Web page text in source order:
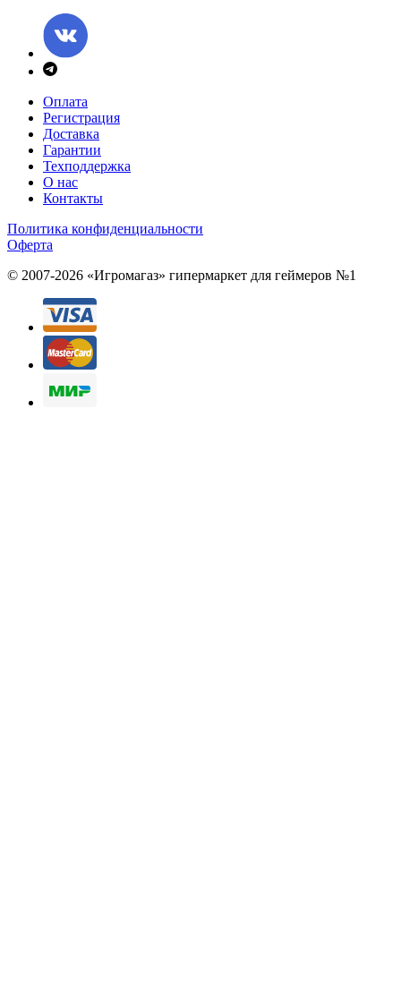
Оплата
Регистрация
Доставка
Гарантии
Техподдержка
О нас
Контакты
Политика конфиденциальности
Оферта
© 2007-2026 «Игромагаз» гипермаркет для геймеров №1